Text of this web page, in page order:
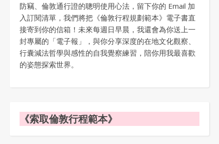
防竊、倫敦通行證的聰明使用心法，留下你的 Email 加
入訂閱清單，我們將把《倫敦行程規劃範本》電子書直
接寄到你的信箱！未來每週日早晨，我還會為你送上一
封專屬的「電子報」，與你分享深度的在地文化觀察、
行囊減法哲學與感性的自我覺察練習，陪你用我最喜歡
的姿態探索世界。
《索取倫敦行程範本》